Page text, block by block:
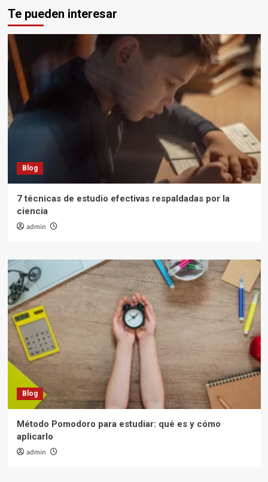
Te pueden interesar
Blog
7 técnicas de estudio efectivas respaldadas por la
ciencia
admin
Blog
Método Pomodoro para estudiar: qué es y cómo
aplicarlo
admin